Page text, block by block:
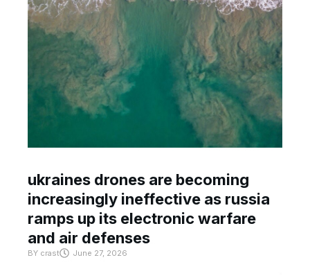
ukraines drones are becoming
increasingly ineffective as russia
ramps up its electronic warfare
and air defenses
BY crast June 27, 2026